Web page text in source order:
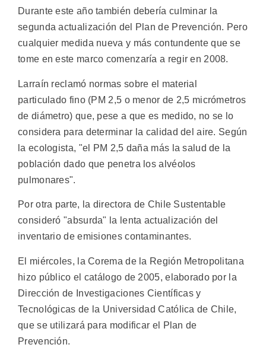
Durante este año también debería culminar la
segunda actualización del Plan de Prevención. Pero
cualquier medida nueva y más contundente que se
tome en este marco comenzaría a regir en 2008.
Larraín reclamó normas sobre el material
particulado fino (PM 2,5 o menor de 2,5 micrómetros
de diámetro) que, pese a que es medido, no se lo
considera para determinar la calidad del aire. Según
la ecologista, "el PM 2,5 daña más la salud de la
población dado que penetra los alvéolos
pulmonares".
Por otra parte, la directora de Chile Sustentable
consideró "absurda" la lenta actualización del
inventario de emisiones contaminantes.
El miércoles, la Corema de la Región Metropolitana
hizo público el catálogo de 2005, elaborado por la
Dirección de Investigaciones Científicas y
Tecnológicas de la Universidad Católica de Chile,
que se utilizará para modificar el Plan de
Prevención.